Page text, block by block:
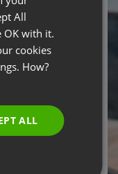
RUSSIAN
SPANISH
PORTUGUESE
All
OK with it.
cookies
How?
ALL